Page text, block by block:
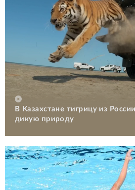
В Казахстане тигрицу из
дикую природу